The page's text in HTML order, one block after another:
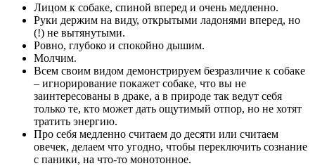
Лицом к собаке, спиной вперед и очень медленно.
Руки держим на виду, открытыми ладонями вперед, но
(!) не вытянутыми.
Ровно, глубоко и спокойно дышим.
Молчим.
Всем своим видом демонстрируем безразличие к собаке
– игнорирование покажет собаке, что вы не
заинтересованы в драке, а в природе так ведут себя
только те, кто может дать ощутимый отпор, но не хотят
тратить энергию.
Про себя медленно считаем до десяти или считаем
овечек, делаем что угодно, чтобы переключить сознание
с паники, на что-то монотонное.